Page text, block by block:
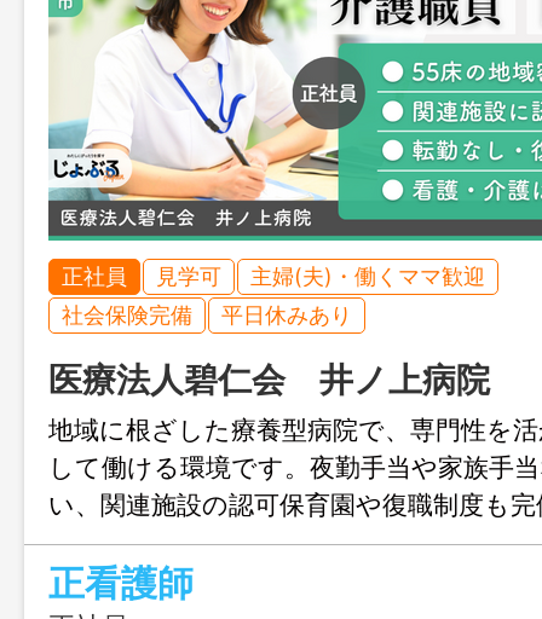
正社員 見学可
主婦(夫)・働くママ歓迎
社会保険完備
平日休みあり
医療法人碧仁会 井ノ上病院
地域に根ざした療養型病院で、専門性を
して働ける環境です。夜勤手当や家族手
い、関連施設の認可保育園や復職制度も
ージが変わっても続けやすく、腰を据え
い方におすすめです。
正看護師